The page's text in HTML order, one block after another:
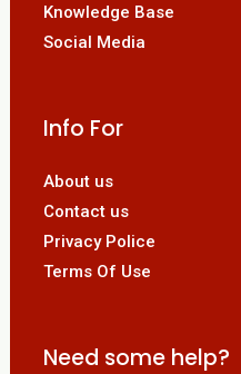
Knowledge Base
Social Media
Info For
About us
Contact us
Privacy Police
Terms Of Use
Need some help?